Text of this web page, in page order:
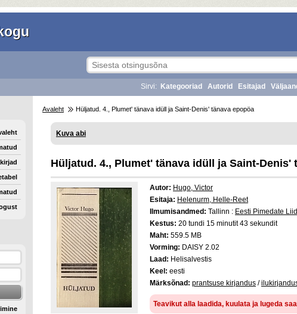
Sirvi: Kategooriad Autorid Esitajad
Avaleht Hüljatud. 4., Plumet' tänava idüll ja Saint-Denis' tänava epopöa
Kuva abi
Hüljatud. 4., Plumet' tänava idüll ja Saint-Denis'
Autor: Hugo, Victor
Esitaja: Helenurm, Helle-Reet
Ilmumisandmed: Tallinn : Eesti Pimedate
Kestus: 20 tundi 15 minutit 43 sekundit
Maht: 559.5 MB
Vorming: DAISY 2.02
Laad: Helisalvestis
Keel: eesti
Märksõnad: prantsuse kirjandus /
Teavikut alla laadida, kuulata ja lugeda